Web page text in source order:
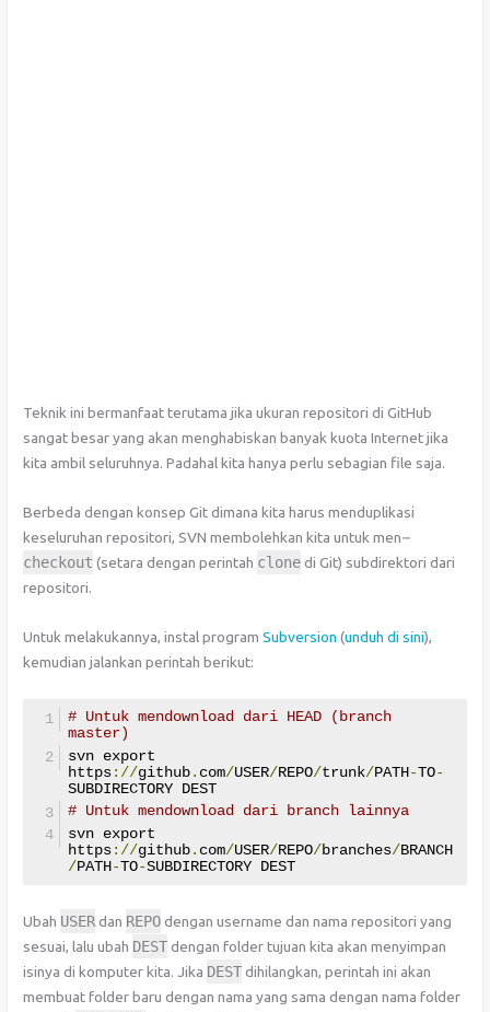
Teknik ini bermanfaat terutama jika ukuran repositori di GitHub
sangat besar yang akan menghabiskan banyak kuota Internet jika
kita ambil seluruhnya. Padahal kita hanya perlu sebagian file saja.
Berbeda dengan konsep Git dimana kita harus menduplikasi
keseluruhan repositori, SVN membolehkan kita untuk men–
checkout (setara dengan perintah clonedi Git) subdirektori dari
repositori.
Untuk melakukannya, instal programSubversion (unduh di sini),
kemudian jalankan perintah berikut:
# Untuk mendownload dari HEAD (branch
master)
svn export
https ://github . com/USER/ REPO/trunk/ PATH -TO-
SUBDIRECTORY DEST
# Untuk mendownload dari branch lainnya
svn export
https ://github . com/USER/REPO/branches/BRANCH
/PATH-TO-SUBDIRECTORY DEST
Ubah USERdan REPOdengan username dan nama repositori yang
sesuai, lalu ubah DESTdengan folder tujuan kita akan menyimpan
isinya di komputer kita. Jika DESTdihilangkan, perintah ini akan
membuat folder baru dengan nama yang sama dengan nama folder